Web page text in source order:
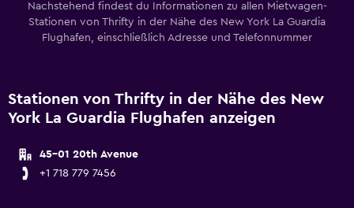
Nachstehend findest du Informationen zu allen Mietwagen-
Stationen von Thrifty in der Nähe des New York La Guardia
Flughafen, einschließlich Adresse und Telefonnummer
Stationen von Thrifty in der Nähe des New
York La Guardia Flughafen anzeigen
45-01 20th Avenue
+1 718 779 7456